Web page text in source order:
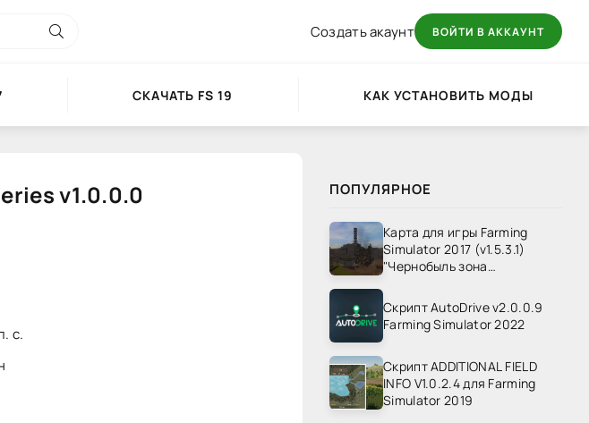
Создать акаунт ВОЙТИ В АККАУНТ
СКАЧАТЬ FS 19 КАК УСТАНОВИТЬ МОДЫ
v1.0.0.0
с.
ПОПУЛЯРНОЕ
Карта для игры Farming
Simulator 2017 (v1.5.3.1)
"Чернобыль зона
Скрипт AutoDrive v2.0.0.9
Farming Simulator 2022
Скрипт ADDITIONAL FIELD
INFO V1.0.2.4 для Farming
Simulator 2019